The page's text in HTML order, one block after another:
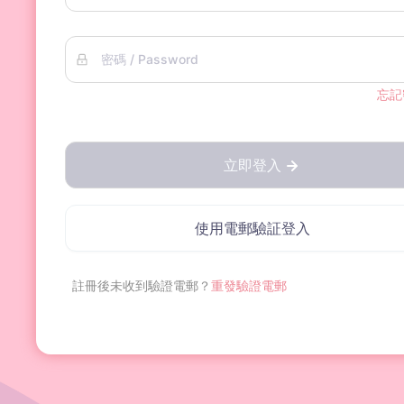
密碼 / Password
忘
立即登入
使用電郵驗証登入
註冊後未收到驗證電郵？ 重發驗證電郵